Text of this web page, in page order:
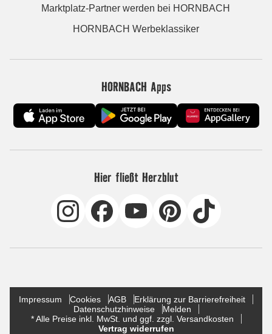
Marktplatz-Partner werden bei HORNBACH
HORNBACH Werbeklassiker
HORNBACH Apps
Hier fließt Herzblut
Impressum Cookies AGB
Erklärung zur Barrierefreiheit
Datenschutzhinweise
Melden
* Alle Preise inkl. MwSt. und ggf. zzgl. Versandkosten
Vertrag widerrufen